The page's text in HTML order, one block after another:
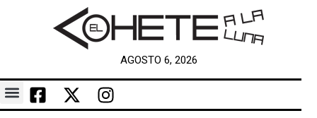
AGOSTO 6, 2026